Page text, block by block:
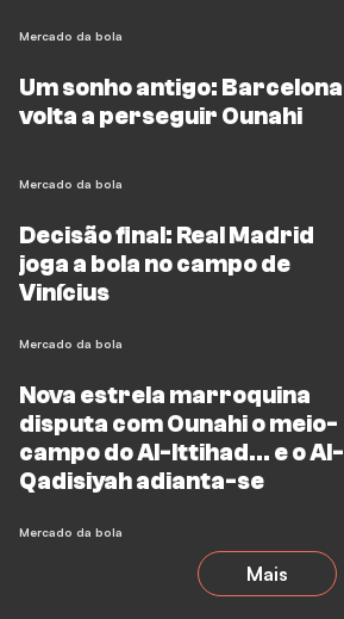
Mercado da bola
Um sonho antigo: Barcelona
volta a perseguir Ounahi
Mercado da bola
Decisão final: Real Madrid
joga a bola no campo de
Vinícius
Mercado da bola
Nova estrela marroquina
disputa com Ounahi o meio-
campo do Al-Ittihad... e o Al-
Qadisiyah adianta-se
Mercado da bola
Mais